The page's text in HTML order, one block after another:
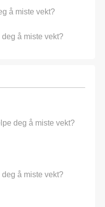
å miste vekt?
å miste vekt?
deg å miste vekt?
å miste vekt?